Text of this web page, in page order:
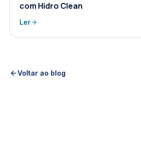
com Hidro Clean
Ler
Voltar ao blog